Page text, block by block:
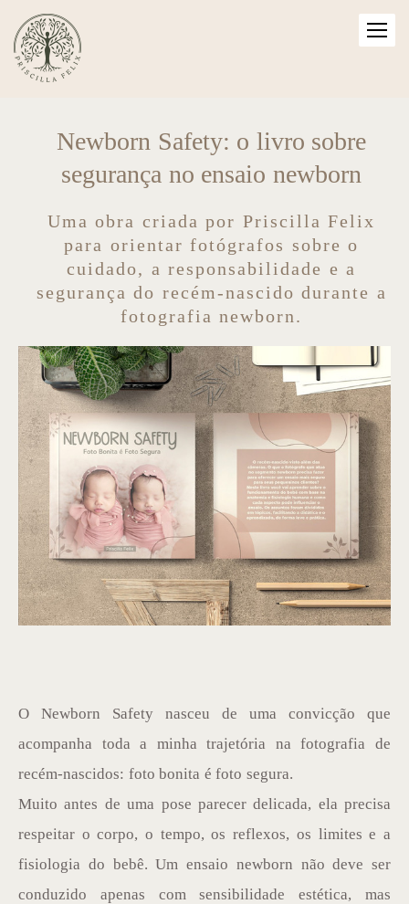
Newborn Safety: o livro sobre
segurança no ensaio newborn
Uma obra criada por Priscilla Felix
para orientar fotógrafos sobre o
cuidado, a responsabilidade e a
segurança do recém-nascido durante a
fotografia newborn.
O Newborn Safety nasceu de uma convicção que
acompanha toda a minha trajetória na fotografia de
recém-nascidos: foto bonita é foto segura.
Muito antes de uma pose parecer delicada, ela precisa
respeitar o corpo, o tempo, os reflexos, os limites e a
fisiologia do bebê. Um ensaio newborn não deve ser
conduzido apenas com sensibilidade estética, mas